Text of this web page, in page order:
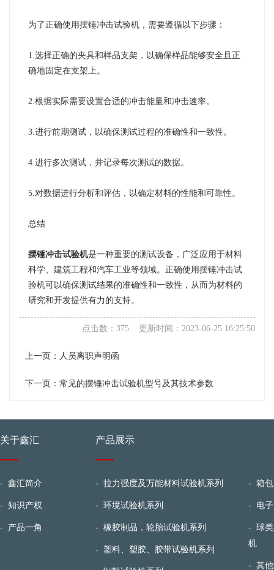
为了正确使用摆锤冲击试验机，需要遵循以下步骤：
1.选择正确的夹具和样品支架，以确保样品能够安全且正
确地固定在支架上。
2.根据实际需要设置合适的冲击能量和冲击速率。
3.进行前期测试，以确保测试过程的准确性和一致性。
4.进行多次测试，并记录每次测试的数据。
5.对数据进行分析和评估，以确定材料的性能和可靠性。
总结
摆锤冲击试验机是一种重要的测试设备，广泛应用于材料
科学、建筑工程和汽车工业等领域。正确使用摆锤冲击试
验机可以确保测试结果的准确性和一致性，从而为材料的
研究和开发提供有力的支持。
点击数：375 更新时间：2023-06-25 16:25:50
上一页： 人员离职声明函
下一页： 常见的摆锤冲击试验机型号及其技术参数
关于鑫汇
- 鑫汇简介
- 知识产权
- 产品一角
产品展示
- 拉力强度及万能材料试验机系列
- 环境试验机系列
- 橡胶制品，轮胎试验机系列
- 塑料、塑胶、胶带试验机系列
-箱
- 电
-球
机
-其